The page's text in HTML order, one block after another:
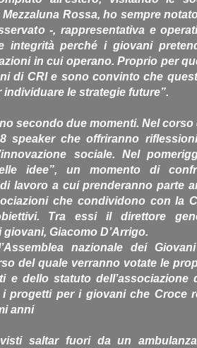
Rossa, ho sempre
-, rappresentativa e
integrità perché i giovani
in cui operano. Proprio per
di CRI e sono convinto che
le strategie future”.
secondo due momenti. Nel corso
speaker che offriranno
sociale. Nel
idee”, un momento di
lavoro a cui prenderanno parte
che condividono con la
Tra essi il direttore
Giacomo D’Arrigo.
nazionale dei
del quale verranno votate le
e dello statuto dell’associazione
i progetti per i giovani che Croce
anni
saltar fuori da un